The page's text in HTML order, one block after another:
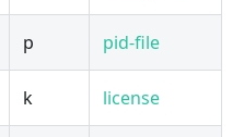
p pid-file
k license